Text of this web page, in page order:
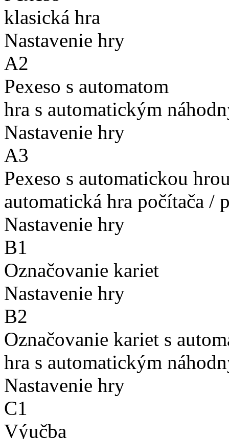
klasická hra
Nastavenie hry
A2
Pexeso s automatom
hra s automatickým
Nastavenie hry
A3
Pexeso s automatickou
automatická hra počítača /
Nastavenie hry
B1
Označovanie kariet
Nastavenie hry
B2
Označovanie kariet s
hra s automatickým
Nastavenie hry
C1
Výučba